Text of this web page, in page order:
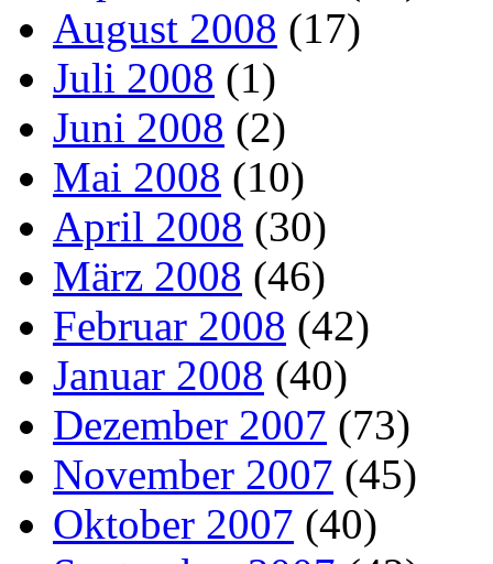
August 2008 (17)
Juli 2008 (1)
Juni 2008 (2)
Mai 2008 (10)
April 2008 (30)
März 2008 (46)
Februar 2008 (42)
Januar 2008 (40)
Dezember 2007 (73)
November 2007 (45)
Oktober 2007 (40)